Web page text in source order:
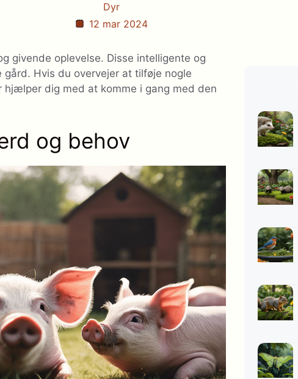
Dyr
12 mar 2024
givende oplevelse. Disse intelligente og
Hvis du overvejer at tilføje nogle
dig med at komme i gang med den
og behov